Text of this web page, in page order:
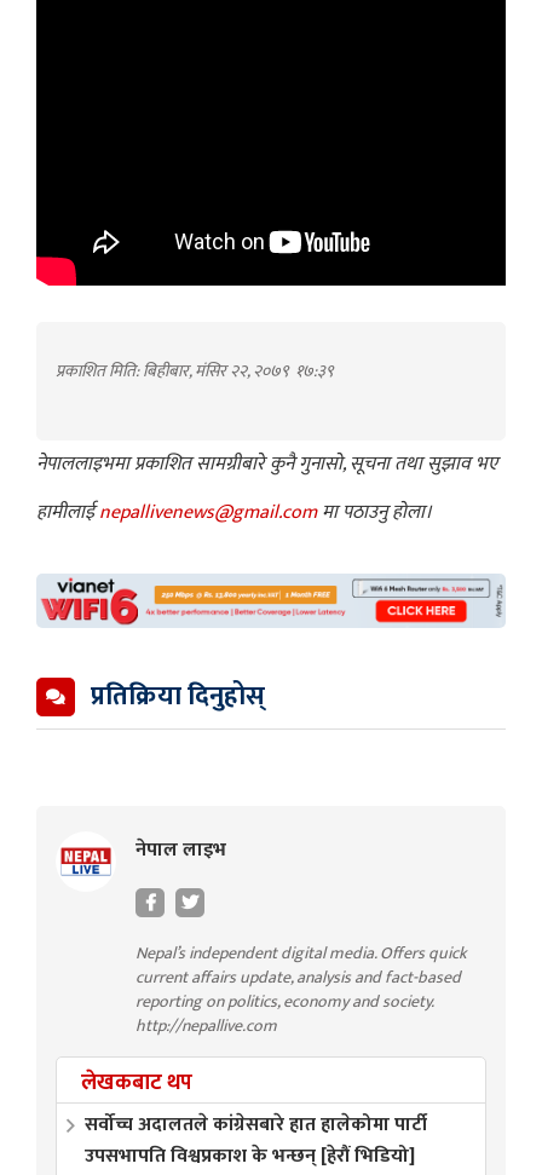
प्रकाशित मिति: बिहीबार, मंसिर २२, २०७९ १७:३९
नेपाललाइभमा प्रकाशित सामग्रीबारे कुनै गुनासो, सूचना तथा सुझाव भए
हामीलाईnepallivenews@gmail.comमा पठाउनु होला।
प्रतिक्रिया दिनुहोस्
नेपाल लाइभ
Nepal’s independent digital media. Offers quick
current affairs update, analysis and fact-based
reporting on politics, economy and society.
http://nepallive.com
लेखकबाट थप
सर्वोच्च अदालतले कांग्रेसबारे हात हालेकोमा पार्टी
उपसभापति विश्वप्रकाश के भन्छन् [हेरौं भिडियो]